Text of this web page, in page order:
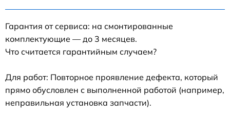
Гарантия от сервиса: на смонтированные
комплектующие — до 3 месяцев.
Что считается гарантийным случаем?
Для работ: Повторное проявление дефекта, который
прямо обусловлен с выполненной работой (например,
неправильная установка запчасти).